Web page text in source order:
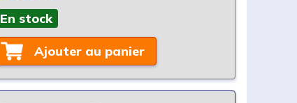
En stock
Ajouter au panier